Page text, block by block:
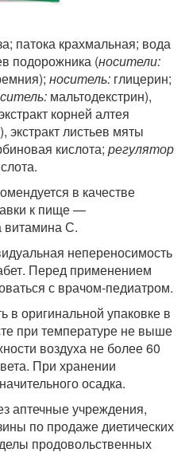
патока крахмальная; вода
подорожника (носители:
носитель: глицерин;
мальтодекстрин),
корней алтея
экстракт листьев мяты
кислота; регулятор
в качестве
к пище —
витамина С.
непереносимость
Перед применением
с врачом-педиатром.
в оригинальной упаковке в
при температуре не выше
воздуха не более 60
При хранении
осадка.
аптечные учреждения,
по продаже диетических
продовольственных